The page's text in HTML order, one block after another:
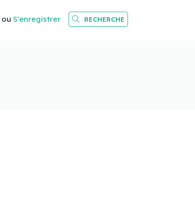
ou S'enregistrer RECHERCHE